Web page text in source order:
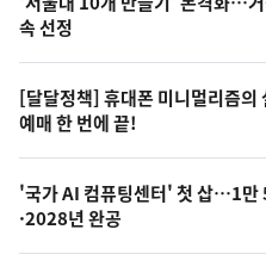
늘
의
영
상
오
늘
속 선정
[달달정책] 휴대폰 미니멀리즘
예매 한 번에 끝!
'국가 AI 컴퓨팅센터' 첫 삽…1만
·2028년 완공